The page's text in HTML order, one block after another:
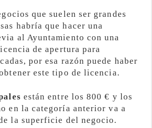
que suelen ser grandes
habría que hacer una
al Ayuntamiento con una
de apertura para
por esa razón puede haber
este tipo de licencia.
están entre los 800 € y los
en la categoría anterior va a
la superficie del negocio.